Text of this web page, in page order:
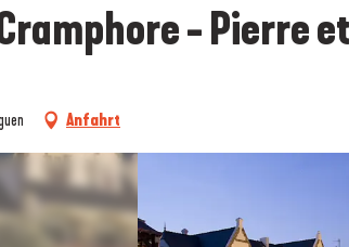
- Pierre
Anfahrt